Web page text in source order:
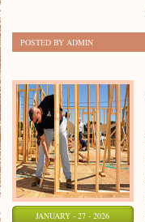
POSTED BY ADMIN
JANUARY - 27 - 2026